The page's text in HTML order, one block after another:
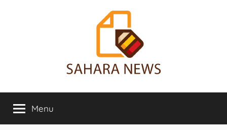
Sahara
News
sur
le
Menu